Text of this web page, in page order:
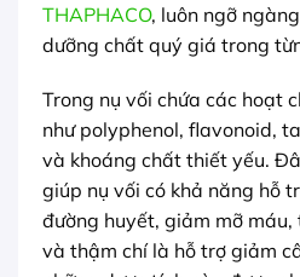
THAPHACO, luôn ngỡ
dưỡng chất quý giá trong
Trong nụ vối chứa các hoạt
như polyphenol, flavonoid,
và khoáng chất thiết yếu.
giúp nụ vối có khả năng hỗ
đường huyết, giảm mỡ
và thậm chí là hỗ trợ giảm